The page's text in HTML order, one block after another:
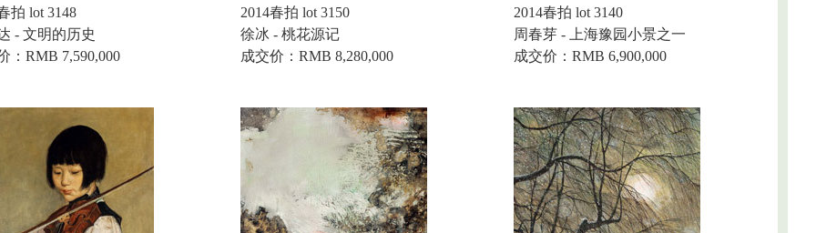
拍 lot 3148
- 文明的历史
：RMB 7,590,000
2014春拍 lot 3150
徐冰 - 桃花源记
成交价：RMB 8,280,000
2014春拍 lot 3140
周春芽 - 上海豫园小景之一
成交价：RMB 6,900,000